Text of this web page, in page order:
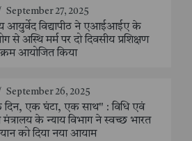
September 27, 2025
आयुर्वेद विद्यापीठ ने एआईआईए के
से अस्थि मर्म पर दो दिवसीय प्रशिक्षण
आयोजित किया
September 26, 2025
एक घंटा, एक साथ" : विधि एवं
मंत्रालय के न्याय विभाग ने स्वच्छ भारत
को दिया नया आयाम